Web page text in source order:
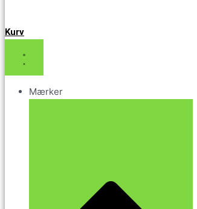
Kurv
Mærker